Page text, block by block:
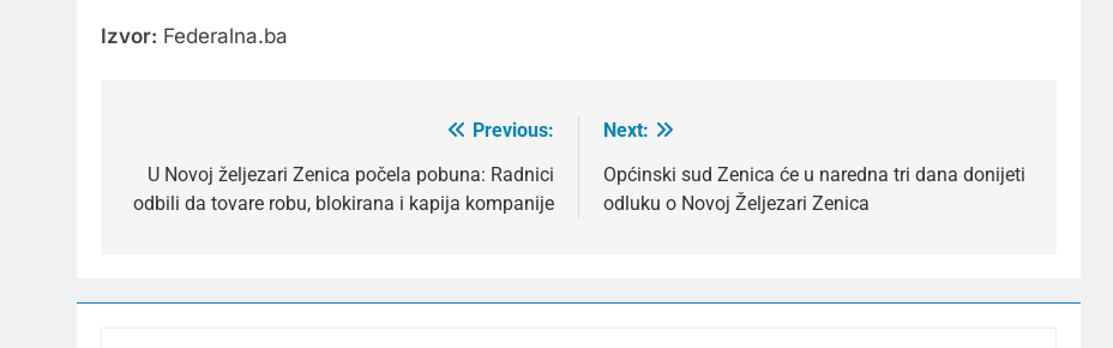
Izvor: Federalna.ba
navigation
Previous:
U Novoj željezari Zenica počela pobuna: Radnici
odbili da tovare robu, blokirana i kapija kompanije
Next:
Općinski sud Zenica će u naredna tri dana donijeti
odluku o Novoj Željezari Zenica